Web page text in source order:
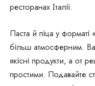
ресторанах Італії.
Паста й піца у форматі
більш атмосферним.
якісні продукти, а от
простими. Подавайте